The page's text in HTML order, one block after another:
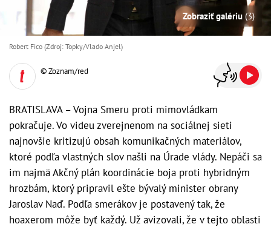
Zobraziť galériu (3)
Robert Fico (Zdroj: Topky/Vlado Anjel)
© Zoznam/red
BRATISLAVA – Vojna Smeru proti mimovládkam
pokračuje. Vo videu zverejnenom na sociálnej sieti
najnovšie kritizujú obsah komunikačných materiálov,
ktoré podľa vlastných slov našli na Úrade vlády. Nepáči sa
im najmä Akčný plán koordinácie boja proti hybridným
hrozbám, ktorý pripravil ešte bývalý minister obrany
Jaroslav Naď. Podľa smerákov je postavený tak, že
hoaxerom môže byť každý. Už avizovali, že v tejto oblasti